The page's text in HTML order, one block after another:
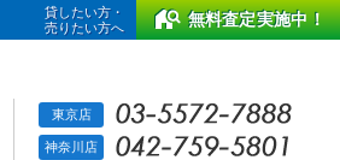
貸したい方・
売りたい方へ
無料査定実施中！
東京店
神奈川店